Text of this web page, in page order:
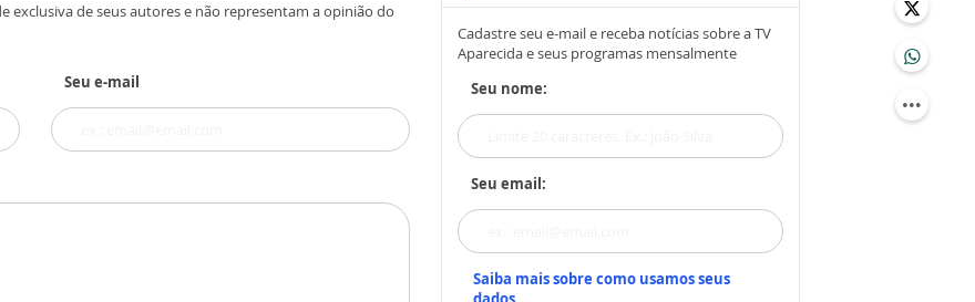
exclusiva de seus autores e não representam a opinião do
Seu e-mail
Cadastre seu e-mail e receba notícias sobre a TV
Aparecida e seus programas mensalmente
Seu nome:
Seu email:
Saiba mais sobre como usamos seus